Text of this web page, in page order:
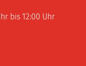
bis 12:00 Uhr